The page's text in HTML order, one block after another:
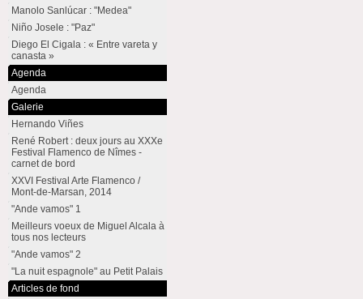
Manolo Sanlúcar : "Medea"
Niño Josele : "Paz"
Diego El Cigala : « Entre vareta y
canasta »
Agenda
Agenda
Galerie
Hernando Viñes
René Robert : deux jours au XXXe
Festival Flamenco de Nîmes -
carnet de bord
XXVI Festival Arte Flamenco /
Mont-de-Marsan, 2014
"Ande vamos" 1
Meilleurs voeux de Miguel Alcala à
tous nos lecteurs
"Ande vamos" 2
"La nuit espagnole" au Petit Palais
Articles de fond